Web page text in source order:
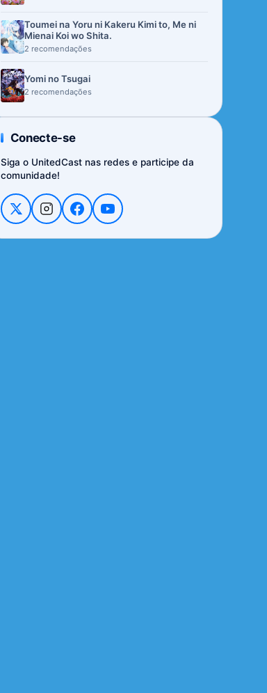
Toumei na Yoru ni Kakeru Kimi to, Me ni
Mienai Koi wo Shita.
2 recomendações
Yomi no Tsugai
2 recomendações
Conecte-se
Siga o UnitedCast nas redes e participe da
comunidade!